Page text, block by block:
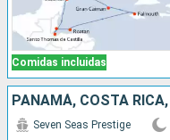
Comidas incluidas
Seven Seas Prestige